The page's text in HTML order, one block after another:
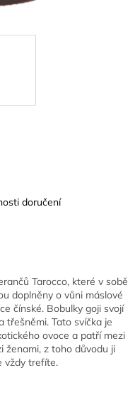
doručení
Tarocco, které v sobě
doplněny o vůni máslové
čínské. Bobulky goji svojí
třešněmi. Tato svíčka je
ovoce a patří mezi
ženami, z toho důvodu ji
vždy trefíte.